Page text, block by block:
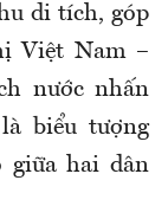
di tích, góp
Việt Nam –
nước nhấn
biểu tượng
giữa hai dân